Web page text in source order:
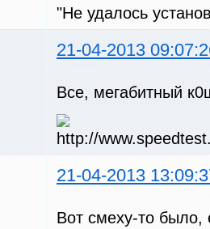
"Не удалось
21-04-2013
Все, мегабитный
21-04-2013
Вот смеху-то